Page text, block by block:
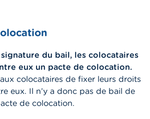
du bail, les colocataires
eux un pacte de colocation.
colocataires de fixer leurs droits
eux. Il n’y a donc pas de bail de
de colocation.